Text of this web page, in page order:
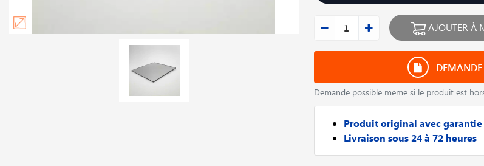
AJOUTER À
DEMANDE
Demande possible meme si le produit est
Produit original avec garantie
Livraison sous 24 à 72 heures